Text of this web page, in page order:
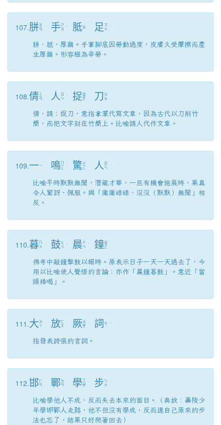
107.胼 ㄆ
ㄧ
ㄢ
ˊ 手 ㄕ
ㄡ
ˇ 胝 ㄓ 足
ㄗ
ㄨ
ˊ
胼、胝，厚繭。手掌腳底因勞動過度，皮膚久受摩擦而產
生厚繭。形容極為辛勞。
108.倩 ㄑ
ㄧ
ㄢ
ˋ 人 ㄖ
ㄣ
ˊ 捉 ㄓ
ㄨ
ㄛ 刀 ㄉ
ㄠ
倩，請；捉刀，意指拿筆代寫文章，因為古代以刀削竹
簡，而把文字刻在竹簡上。比喻請人代作文章。
109.一ㄧ 鳴ㄧ
ㄥ
ˊ 驚 ㄐ
ㄧ
ㄥ 人 ㄖ
ㄣ
ˊ
比喻平時默默無聞，潛藏才華，一旦有機會施展時，果真
令人驚訝、佩服。與「庸庸碌碌、沒沒（默默）無聞」相
反。
110.暮 ㄨ
ˋ 鼓 ㄍ
ㄨ
ˇ 晨 ㄔ
ㄣ
ˊ 鐘 ㄓ
ㄨ
ㄥ
佛寺中敲鐘擊鼓以報時。原表示日子一天一天過去了，今
用以比喻使人覺悟的言論；亦作「晨鐘暮鼓」。意近「當
頭棒喝」。
111.大 ㄉ
ㄚ
ˋ 放ㄈ
ㄤ
ˋ 厥 ㄐ
ㄩ
ㄝ
ˊ 詞 ㄘ ˊ
指發表誇張的言詞。
112.邯 ㄏ
ㄢ
ˊ 鄲 ㄉ
ㄢ
學 ㄩ
ㄝ
ˊ 步 ㄅ
ㄨ
ˋ
比喻學他人不成，反而失去本來的面目。（典故：壽陵少
年學邯鄲人走路，他不但沒有學成，反而連自己原來的步
法也忘了，結果只好爬著回去）